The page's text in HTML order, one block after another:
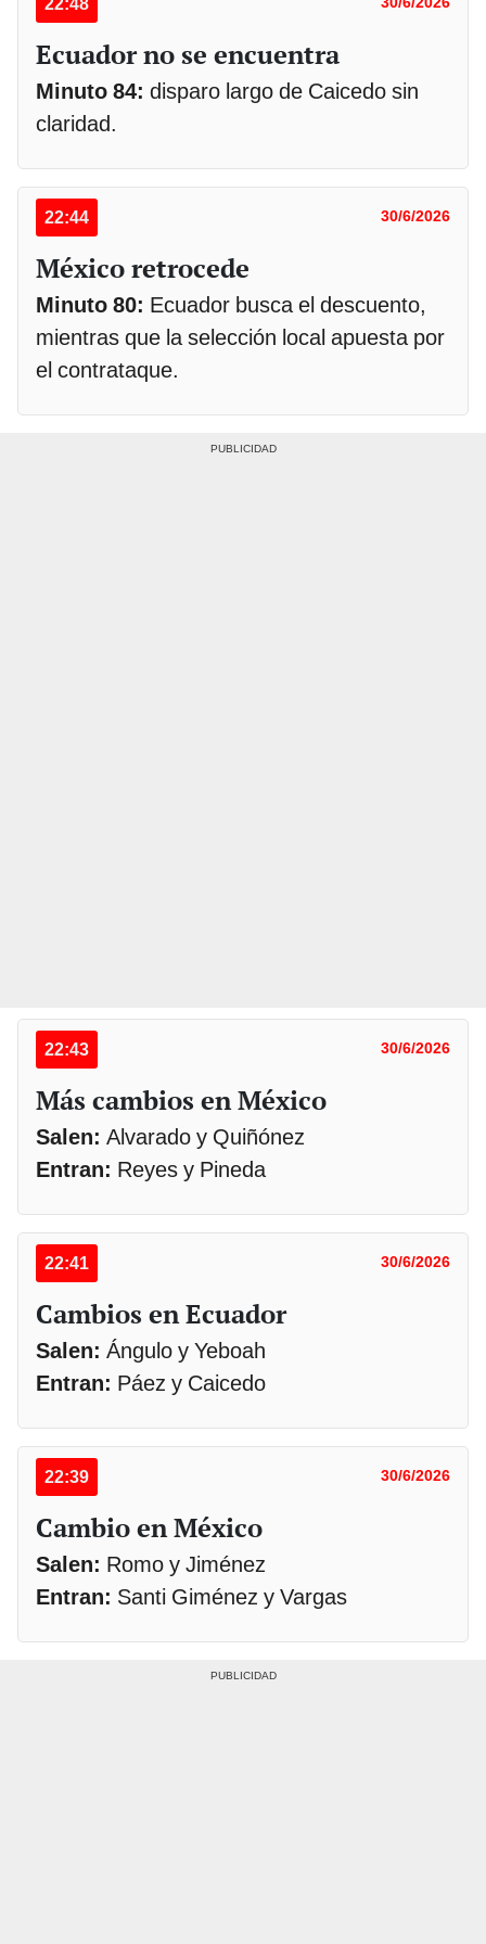
22:48
Ecuador no se encuentra
Minuto 84: disparo largo de Caicedo sin
claridad.
22:44 30/6/2026
México retrocede
Minuto 80: Ecuador busca el descuento,
mientras que la selección local apuesta por
el contrataque.
22:43 30/6/2026
Más cambios en México
Salen: Alvarado y Quiñónez
Entran: Reyes y Pineda
22:41 30/6/2026
Cambios en Ecuador
Salen: Ángulo y Yeboah
Entran: Páez y Caicedo
22:39 30/6/2026
Cambio en México
Salen: Romo y Jiménez
Entran: Santi Giménez y Vargas